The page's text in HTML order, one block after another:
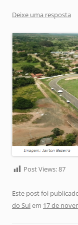
Deixe uma resposta
Post Views:87
Este post foi
do Sulem 17 de